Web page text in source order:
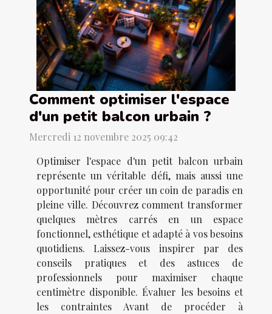
Comment optimiser l'espace
d'un petit balcon urbain ?
Mercredi 12 novembre 2025 09:42
Optimiser l'espace d'un petit balcon urbain
représente un véritable défi, mais aussi une
opportunité pour créer un coin de paradis en
pleine ville. Découvrez comment transformer
quelques mètres carrés en un espace
fonctionnel, esthétique et adapté à vos besoins
quotidiens. Laissez-vous inspirer par des
conseils pratiques et des astuces de
professionnels pour maximiser chaque
centimètre disponible. Évaluer les besoins et
les contraintes Avant de procéder à